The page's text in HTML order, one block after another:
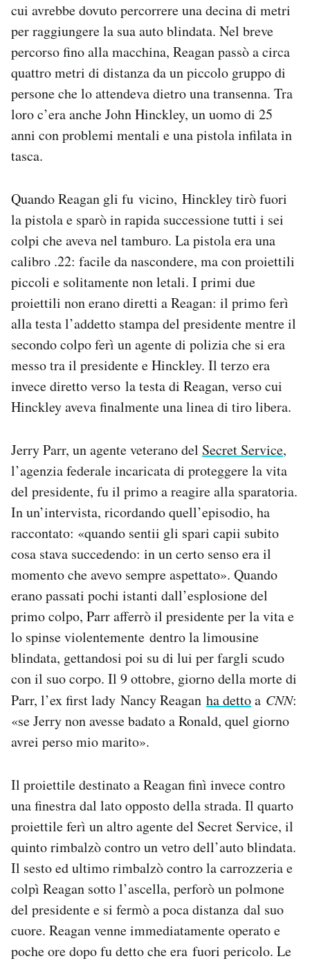
cui avrebbe dovuto percorrere una decina di metri
per raggiungere la sua auto blindata. Nel breve
percorso fino alla macchina, Reagan passò a circa
quattro metri di distanza da un piccolo gruppo di
persone che lo attendeva dietro una transenna. Tra
loro c’era anche John Hinckley, un uomo di 25
anni con problemi mentali e una pistola infilata in
tasca.
Quando Reagan gli fu vicino, Hinckley tirò fuori
la pistola e sparò in rapida successione tutti i sei
colpi che aveva nel tamburo. La pistola era una
calibro .22: facile da nascondere, ma con proiettili
piccoli e solitamente non letali. I primi due
proiettili non erano diretti a Reagan: il primo ferì
alla testa l’addetto stampa del presidente mentre il
secondo colpo ferì un agente di polizia che si era
messo tra il presidente e Hinckley. Il terzo era
invece diretto verso la testa di Reagan, verso cui
Hinckley aveva finalmente una linea di tiro libera.
Jerry Parr, un agente veterano del Secret Service,
l’agenzia federale incaricata di proteggere la vita
del presidente, fu il primo a reagire alla sparatoria.
In un’intervista, ricordando quell’episodio, ha
raccontato: «quando sentii gli spari capii subito
cosa stava succedendo: in un certo senso era il
momento che avevo sempre aspettato». Quando
erano passati pochi istanti dall’esplosione del
primo colpo, Parr afferrò il presidente per la vita e
lo spinse violentemente dentro la limousine
blindata, gettandosi poi su di lui per fargli scudo
con il suo corpo. Il 9 ottobre, giorno della morte di
Parr, l’ex first lady Nancy Reagan ha dettoa CNN:
«se Jerry non avesse badato a Ronald, quel giorno
avrei perso mio marito».
Il proiettile destinato a Reagan finì invece contro
una finestra dal lato opposto della strada. Il quarto
proiettile ferì un altro agente del Secret Service, il
quinto rimbalzò contro un vetro dell’auto blindata.
Il sesto ed ultimo rimbalzò contro la carrozzeria e
colpì Reagan sotto l’ascella, perforò un polmone
del presidente e si fermò a poca distanza dal suo
cuore. Reagan venne immediatamente operato e
poche ore dopo fu detto che era fuori pericolo. Le